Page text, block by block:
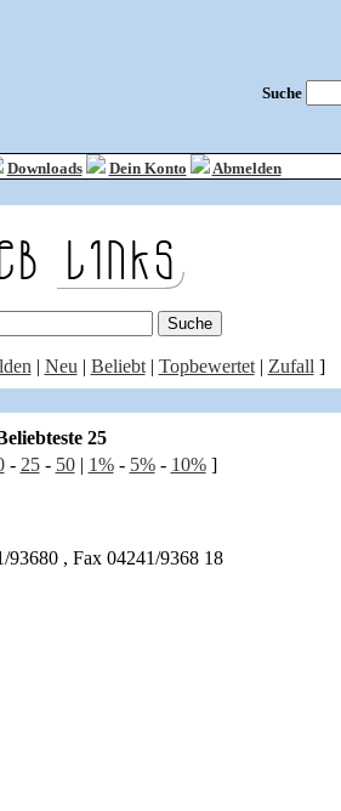
Suche
Downloads Dein Konto Abmelden
| Neu | Beliebt| Topbewertet| Zufall ]
25
- 25- 50| 1%- 5%- 10%]
93680 , Fax 04241/9368 18